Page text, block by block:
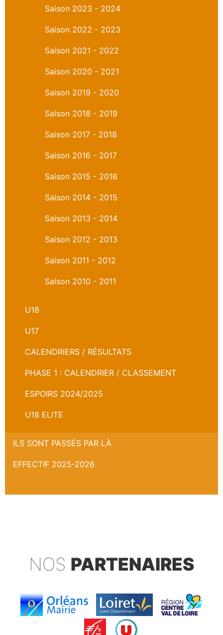
Saison 2023 - 2024
Saison 2022 - 2023
Saison 2021 - 2022
Saison 2020 - 2021
Saison 2019 - 2020
Saison 2018 - 2019
Saison 2017 - 2018
Saison 2016 - 2017
Saison 2015 - 2016
Saison 2014 - 2015
Saison 2013 - 2014
Saison 2012 - 2013
Saison 2011 - 2012
Saison 2010 - 2011
U18
U17
CALENDRIERS / RÉSULTATS
PHASE 1 : CALENDRIER / CLASSEMENT
ESPOIRS 2024/2025
U18 ELITE
ILS SONT PASSÉS PAR LÀ
EFFECTIF 2025-2026
NOS PARTENAIRES